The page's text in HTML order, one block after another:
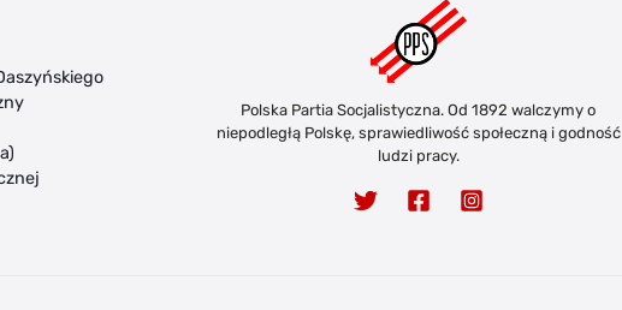
Polska Partia Socjalistyczna. Od 1892 walczymy o
niepodległą Polskę, sprawiedliwość społeczną i godność
ludzi pracy.